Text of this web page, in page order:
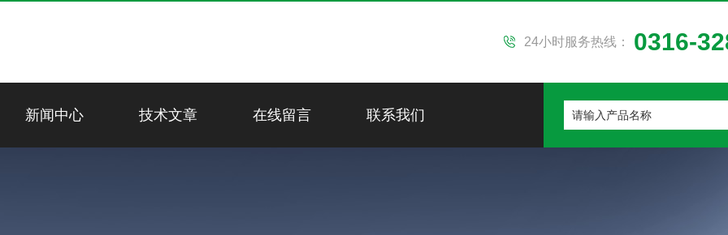
24小时服务热线： 0316-
新闻中心 技术文章 在线留言 联系我们